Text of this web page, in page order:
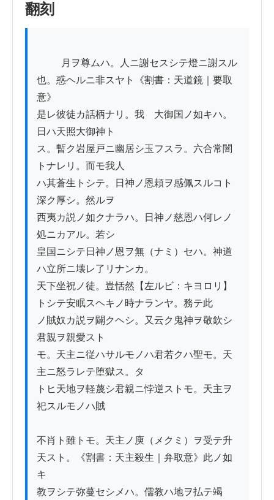
翻刻
也。惑ヘルニ非スヤト《割書：天道鏡｜要取
意》
是レ彼徒カ話柄ナリ。我　大御国ノ如キハ。
日ハ天照大御神ト
ス。暫ク岩屋戸ニ幽居シ玉フスラ。六合常闇
トナレリ。而モ我人
ハ其蒼生トシテ。日神ノ恩頼ヲ感佩スルコト
深ク厚シ。然ルヲ
西夷カ説ノ如クナラハ。日神ノ慈恩ハ何レノ
処ニカアル。若シ
皇国ニシテ日神ノ恩ヲ無（ナミ）セハ。神道
ハ立所ニ壊レ了リナンカ。
天下坐祝ノ徒。豈恬然【左ルビ：キヨロリ】
トシテ安眠スヘキノ時ナランヤ。務テ此
ノ賊奴カ説ヲ闢クヘシ。又云ク鬼神ヲ敬欽シ
君親ヲ親愛スト
モ。天主ニ従ハサルモノハ君若クハ聖モ。天
主ニ怒ラレテ堕獄ス。タ
トヒ天地ヲ軽蔑シ君親ニ悖逆ストモ。天主ヲ
祀スルモノハ賊
不肖ト雖トモ。天主ノ庾（メクミ）ヲ受テ升
天スト。《割書：天主殺生｜弁取意》此ノ如
キ
教ヲシテ弥蔓セシメハ。儒教ハ地ヲ払テ竭